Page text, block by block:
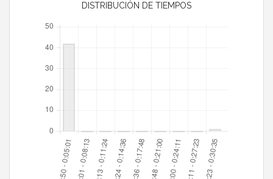
DISTRIBUCIÓN DE TIEMPOS